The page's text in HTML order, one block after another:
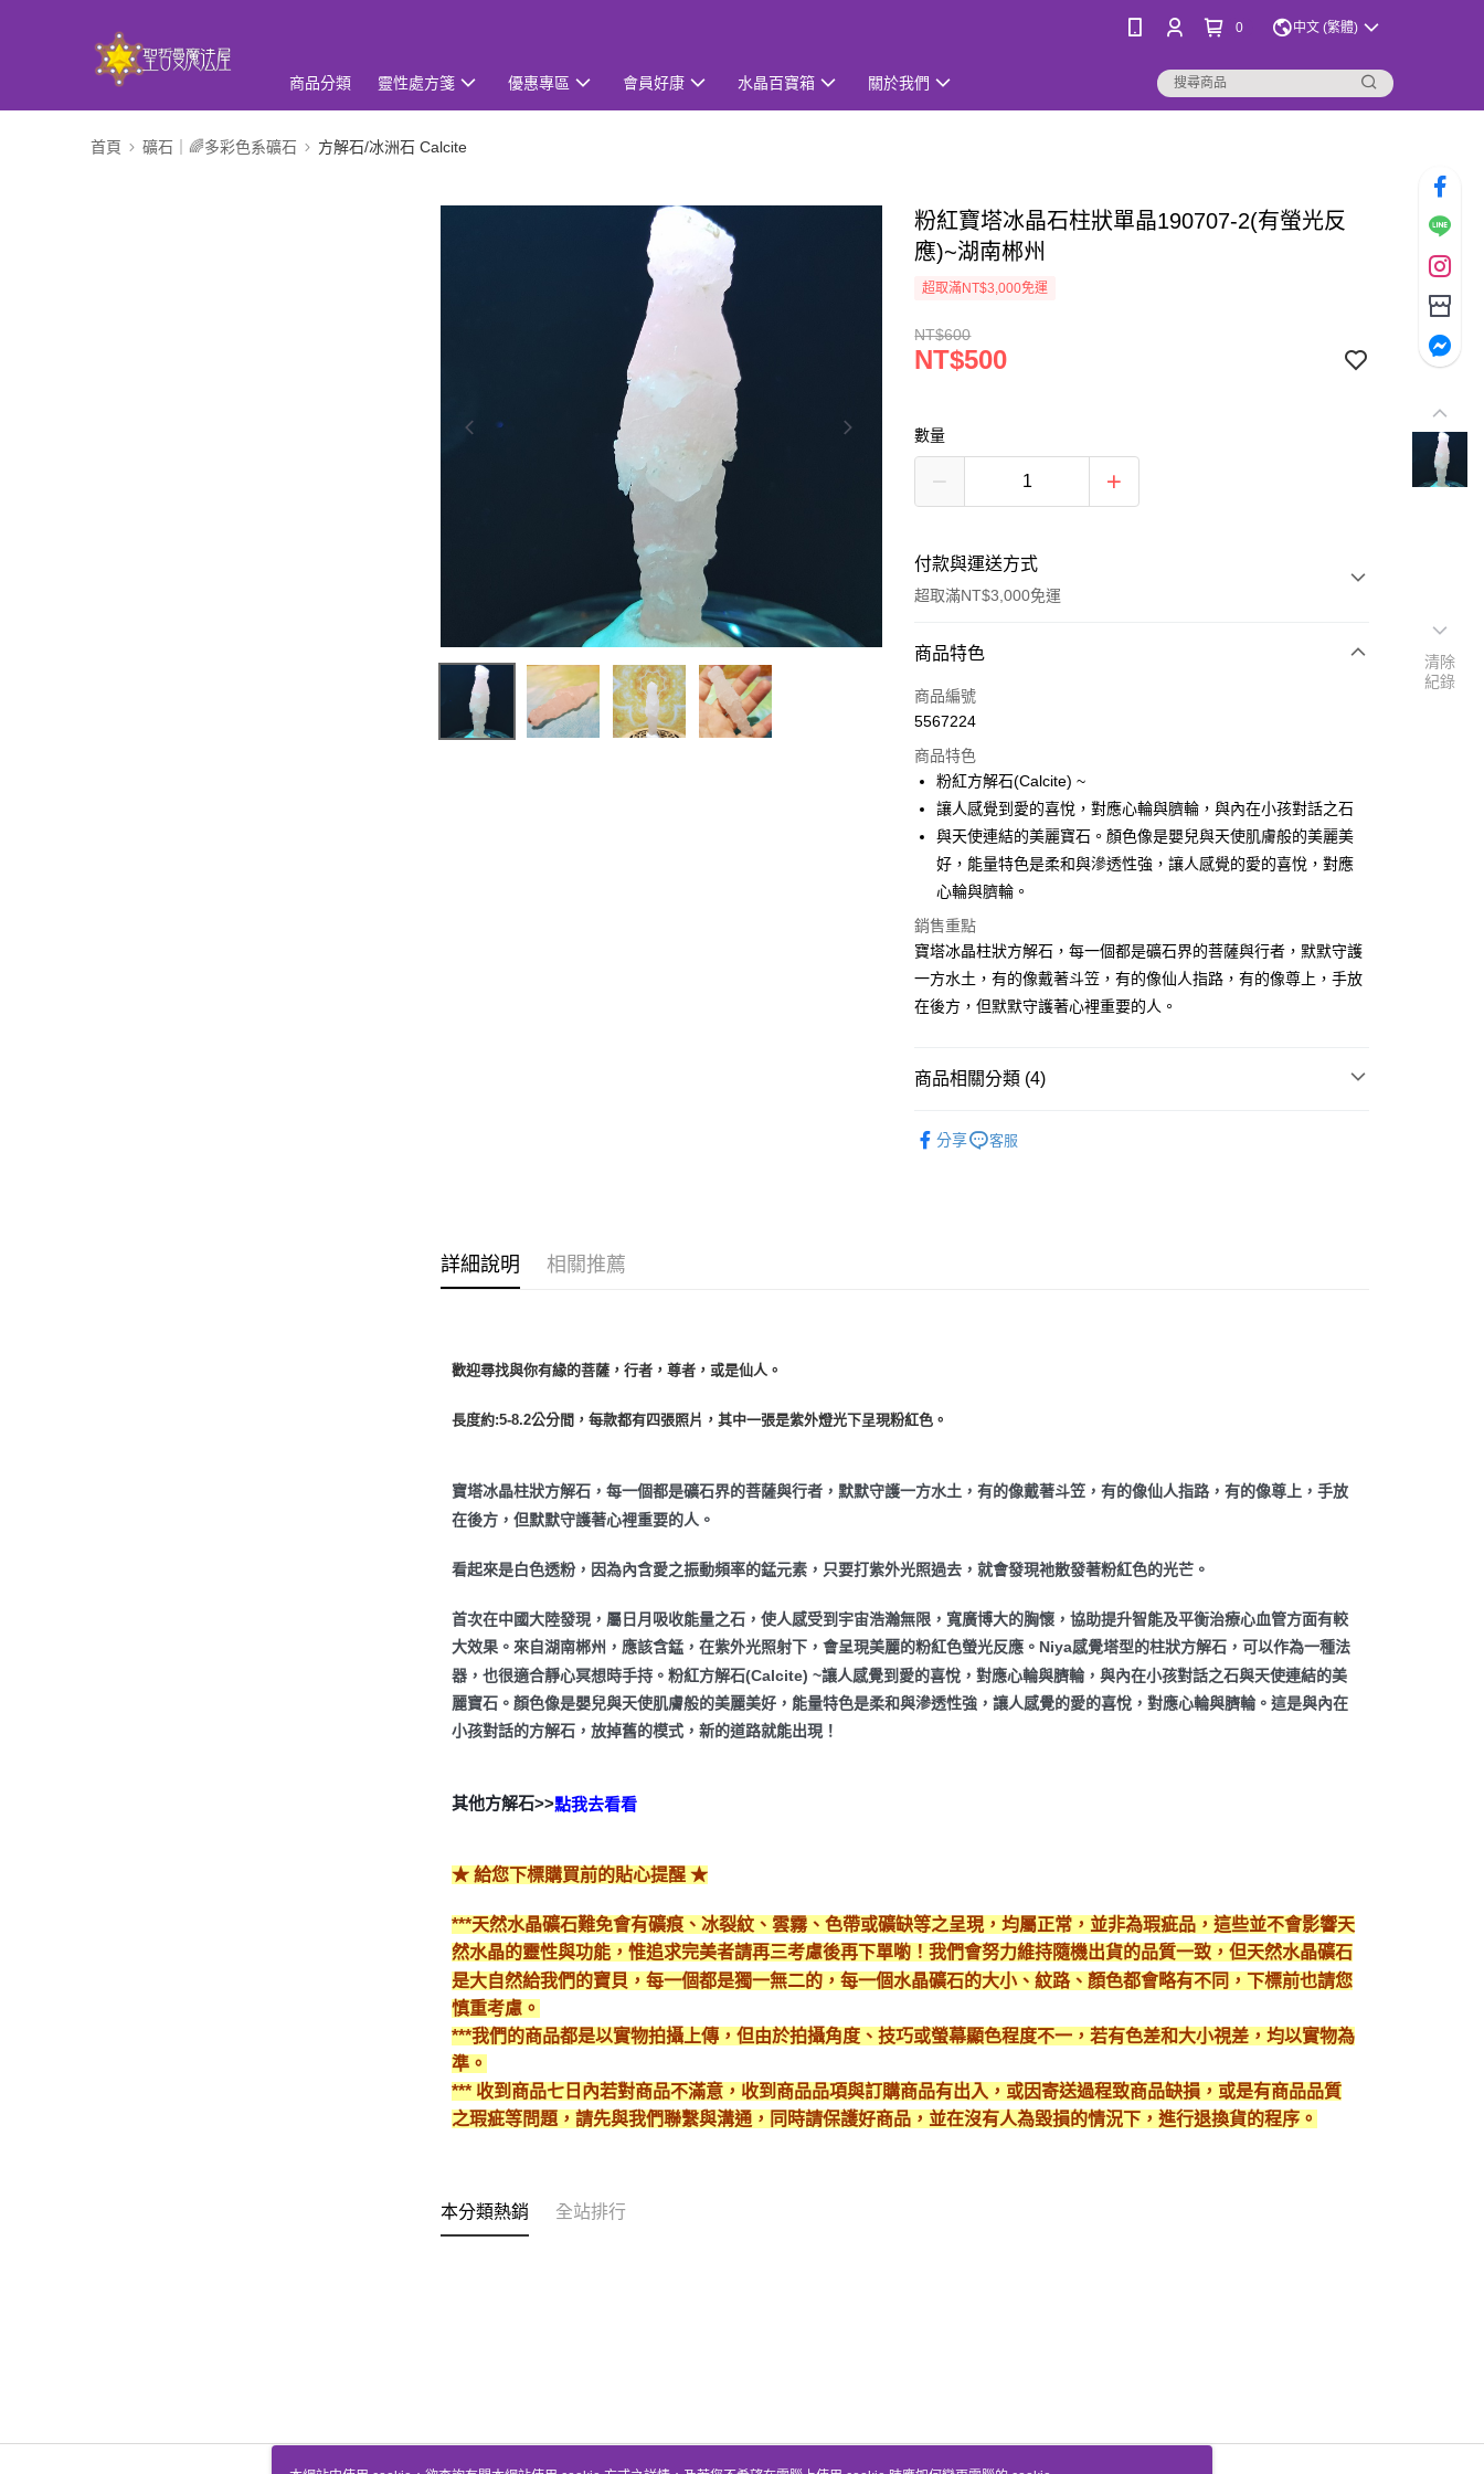
0 中文 (繁體)
商品分類 靈性處方箋 優惠專區 會員好康 水晶百寶箱 關於我們
首頁 礦石｜🌈多彩色系礦石 方解石/冰洲石 Calcite
粉紅寶塔冰晶石柱狀單晶190707-2(有螢光反
應)~湖南郴州
超取滿NT$3,000免運
NT$600
NT$500
數量
付款與運送方式
超取滿NT$3,000免運
付款方式
信用卡一次付款
LINE Pay
Apple Pay
街口支付
悠遊付
ATM付款
運送方式
每筆NT$80，滿NT$3,000(含以上)免運費
每筆NT$80，滿NT$3,000(含以上)免運費
商品特色
商品編號
5567224
商品特色
粉紅方解石(Calcite) ~
讓人感覺到愛的喜悅，對應心輪與臍輪，與內在小孩對話之石
與天使連結的美麗寶石。顏色像是嬰兒與天使肌膚般的美麗美
好，能量特色是柔和與滲透性強，讓人感覺的愛的喜悅，對應
心輪與臍輪。
銷售重點
寶塔冰晶柱狀方解石，每一個都是礦石界的菩薩與行者，默默守護
一方水土，有的像戴著斗笠，有的像仙人指路，有的像尊上，手放
在後方，但默默守護著心裡重要的人。
商品相關分類 (4)
分享 客服
詳細說明 相關推薦
歡迎尋找與你有緣的菩薩，行者，尊者，或是仙人。
長度約:5-8.2公分間，每款都有四張照片，其中一張是紫外燈光下呈現粉紅色。
寶塔冰晶柱狀方解石，每一個都是礦石界的菩薩與行者，默默守護一方水土，有的像戴著斗笠，有的像仙人指路，有的像尊上，手放
在後方，但默默守護著心裡重要的人。
看起來是白色透粉，因為內含愛之振動頻率的錳元素，只要打紫外光照過去，就會發現祂散發著粉紅色的光芒。
首次在中國大陸發現，屬日月吸收能量之石，使人感受到宇宙浩瀚無限，寬廣博大的胸懷，協助提升智能及平衡治療心血管方面有較
大效果。來自湖南郴州，應該含錳，在紫外光照射下，會呈現美麗的粉紅色螢光反應。Niya感覺塔型的柱狀方解石，可以作為一種法
器，也很適合靜心冥想時手持。粉紅方解石(Calcite) ~讓人感覺到愛的喜悅，對應心輪與臍輪，與內在小孩對話之石與天使連結的美
麗寶石。顏色像是嬰兒與天使肌膚般的美麗美好，能量特色是柔和與滲透性強，讓人感覺的愛的喜悅，對應心輪與臍輪。這是與內在
小孩對話的方解石，放掉舊的模式，新的道路就能出現！
其他方解石>>點我去看看
★ 給您下標購買前的貼心提醒 ★
***天然水晶礦石難免會有礦痕、冰裂紋、雲霧、色帶或礦缺等之呈現，均屬正常，並非為瑕疵品，這些並不會影響天
然水晶的靈性與功能，惟追求完美者請再三考慮後再下單喲！我們會努力維持隨機出貨的品質一致，但天然水晶礦石
是大自然給我們的寶貝，每一個都是獨一無二的，每一個水晶礦石的大小、紋路、顏色都會略有不同，下標前也請您
慎重考慮。
***我們的商品都是以實物拍攝上傳，但由於拍攝角度、技巧或螢幕顯色程度不一，若有色差和大小視差，均以實物為
準。
*** 收到商品七日內若對商品不滿意，收到商品品項與訂購商品有出入，或因寄送過程致商品缺損，或是有商品品質
之瑕疵等問題，請先與我們聯繫與溝通，同時請保護好商品，並在沒有人為毀損的情況下，進行退換貨的程序。
本分類熱銷 全站排行
清除
紀錄